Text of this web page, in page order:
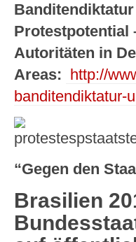
Protestpotential
Autoritäten in
Areas:
http://
banditendiktatur-
“Gegen den
Brasilien